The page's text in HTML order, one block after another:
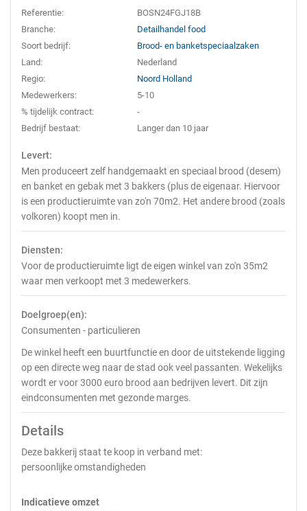
Referentie:
BOSN24FGJ18B
Branche:
Detailhandel food
Soort bedrijf:
Brood- en banketspeciaalzaken
Land:
Nederland
Regio:
Noord Holland
Medewerkers:
5-10
% tijdelijk contract:
-
Bedrijf bestaat:
Langer dan 10 jaar
Levert:
Men produceert zelf handgemaakt en speciaal brood (desem)
en banket en gebak met 3 bakkers (plus de eigenaar. Hiervoor
is een productieruimte van zo'n 70m2. Het andere brood (zoals
volkoren) koopt men in.
Diensten:
Voor de productieruimte ligt de eigen winkel van zo'n 35m2
waar men verkoopt met 3 medewerkers.
Doelgroep(en):
Consumenten - particulieren
De winkel heeft een buurtfunctie en door de uitstekende ligging
op een directe weg naar de stad ook veel passanten. Wekelijks
wordt er voor 3000 euro brood aan bedrijven levert. Dit zijn
eindconsumenten met gezonde marges.
Details
Deze bakkerij staat te koop in verband met:
persoonlijke omstandigheden
Indicatieve omzet